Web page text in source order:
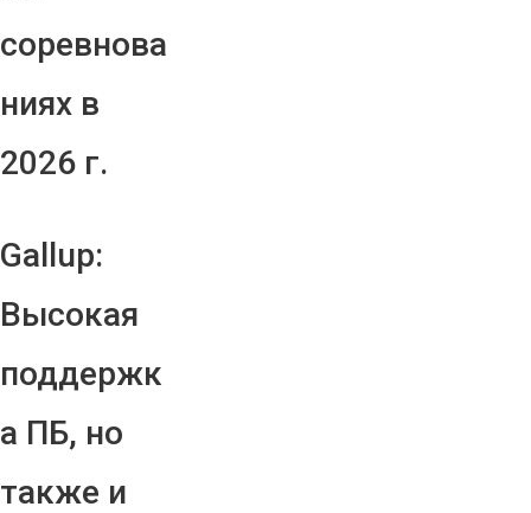
соревнова
ниях в
2026 г.
Gallup:
Высокая
поддержк
а ПБ, но
также и